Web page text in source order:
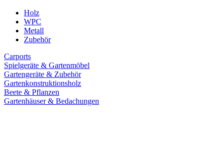
Holz
WPC
Metall
Zubehör
Carports
Spielgeräte & Gartenmöbel
Gartengeräte & Zubehör
Gartenkonstruktionsholz
Beete & Pflanzen
Gartenhäuser & Bedachungen